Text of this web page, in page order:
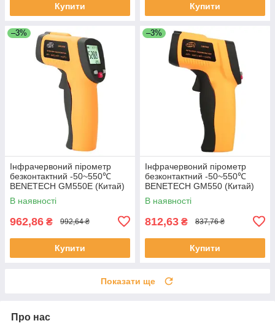
Купити Купити
–3%
Інфрачервоний пірометр
безконтактний -50~550℃
BENETECH GM550E (Китай)
В наявності
962,86 ₴ 992,64 ₴
Купити
–3%
Інфрачервоний пірометр
безконтактний -50~550℃
BENETECH GM550 (Китай)
В наявності
812,63 ₴ 837,76 ₴
Купити
Показати ще
Про нас